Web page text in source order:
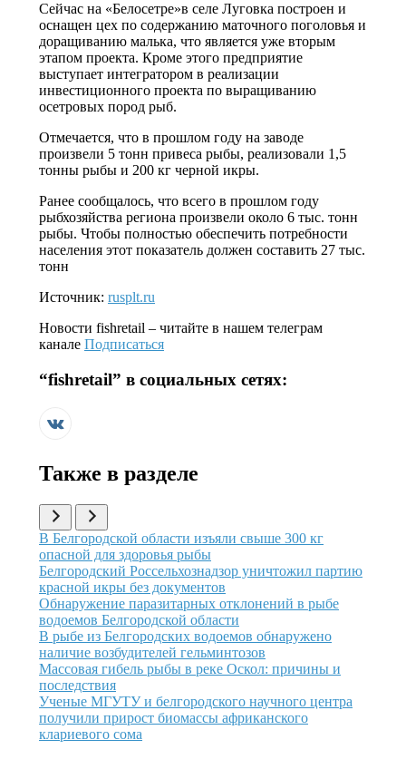
Сейчас на «Белосетре»в селе Луговка построен и
оснащен цех по содержанию маточного поголовья и
доращиванию малька, что является уже вторым
этапом проекта. Кроме этого предприятие
выступает интегратором в реализации
инвестиционного проекта по выращиванию
осетровых пород рыб.
Отмечается, что в прошлом году на заводе
произвели 5 тонн привеса рыбы, реализовали 1,5
тонны рыбы и 200 кг черной икры.
Ранее сообщалось, что всего в прошлом году
рыбхозяйства региона произвели около 6 тыс. тонн
рыбы. Чтобы полностью обеспечить потребности
населения этот показатель должен составить 27 тыс.
тонн
Источник: rusplt.ru
Новости fishretail – читайте в нашем телеграм
канале Подписаться
“fishretail” в социальных сетях:
Также в разделе
Иллюстрация новости
В Белгородской области изъяли свыше 300 кг
опасной для здоровья рыбы
Иллюстрация новости
Белгородский Россельхознадзор уничтожил партию
красной икры без документов
Иллюстрация новости
Обнаружение паразитарных отклонений в рыбе
водоемов Белгородской области
Иллюстрация новости
В рыбе из Белгородских водоемов обнаружено
наличие возбудителей гельминтозов
Иллюстрация новости
Массовая гибель рыбы в реке Оскол: причины и
последствия
Иллюстрация новости
Ученые МГУТУ и белгородского научного центра
получили прирост биомассы африканского
клариевого сома